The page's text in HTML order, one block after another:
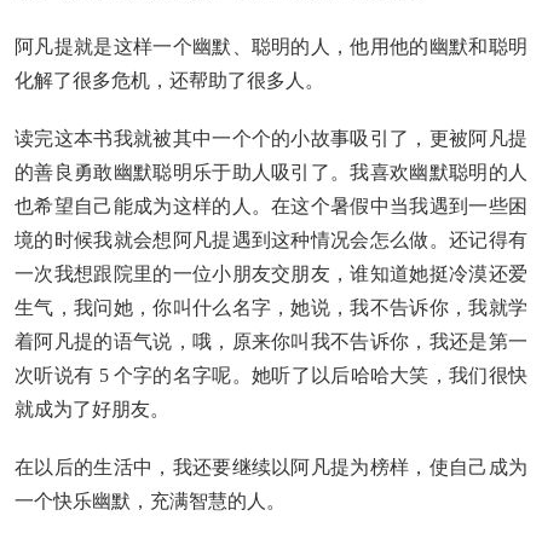
阿凡提就是这样一个幽默、聪明的人，他用他的幽默和聪明
化解了很多危机，还帮助了很多人。
读完这本书我就被其中一个个的小故事吸引了，更被阿凡提
的善良勇敢幽默聪明乐于助人吸引了。我喜欢幽默聪明的人
也希望自己能成为这样的人。在这个暑假中当我遇到一些困
境的时候我就会想阿凡提遇到这种情况会怎么做。还记得有
一次我想跟院里的一位小朋友交朋友，谁知道她挺冷漠还爱
生气，我问她，你叫什么名字，她说，我不告诉你，我就学
着阿凡提的语气说，哦，原来你叫我不告诉你，我还是第一
次听说有 5 个字的名字呢。她听了以后哈哈大笑，我们很快
就成为了好朋友。
在以后的生活中，我还要继续以阿凡提为榜样，使自己成为
一个快乐幽默，充满智慧的人。